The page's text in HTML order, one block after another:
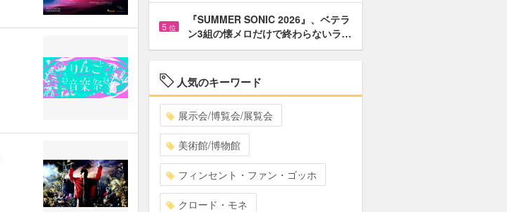
5 位
『SUMMER SONIC 2026』、ベテラ
ン3組の懐メロだけで終わらないラ…
人気のキーワード
展示会/博覧会/展覧会
美術館/博物館
フィンセント・ファン・ゴッホ
クロード・モネ